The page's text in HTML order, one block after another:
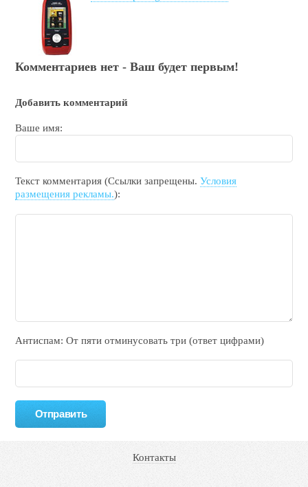
Комментариев нет - Ваш будет первым!
Добавить комментарий
Ваше имя:
Текст комментария (Ссылки запрещены.Условия
размещения рекламы.):
Антиспам: От пяти отминycовать тpи (ответ цифрами)
Контакты